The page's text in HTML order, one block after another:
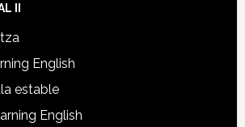
II
English
estable
English